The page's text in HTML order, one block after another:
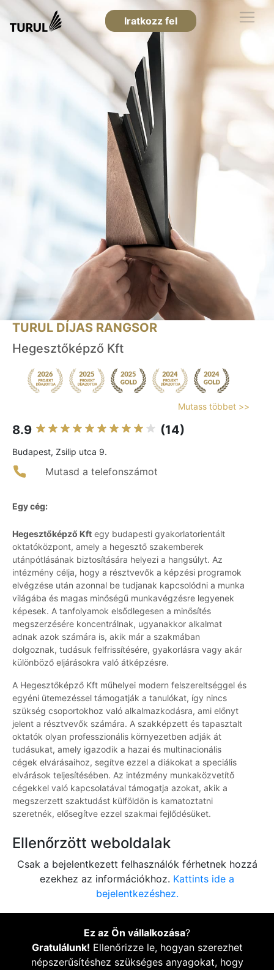
Iratkozz fel
TURUL DÍJAS RANGSOR
Hegesztőképző Kft
Mutass többet >>
8.9 (14)
Budapest, Zsilip utca 9.
Mutasd a telefonszámot
Egy cég:
Hegesztőképző Kft egy budapesti gyakorlatorientált
oktatóközpont, amely a hegesztő szakemberek
utánpótlásának biztosítására helyezi a hangsúlyt. Az
intézmény célja, hogy a résztvevők a képzési programok
elvégzése után azonnal be tudjanak kapcsolódni a munka
világába és magas minőségű munkavégzésre legyenek
képesek. A tanfolyamok elsődlegesen a minősítés
megszerzésére koncentrálnak, ugyanakkor alkalmat
adnak azok számára is, akik már a szakmában
dolgoznak, tudásuk felfrissítésére, gyakorlásra vagy akár
különböző eljárásokra való átképzésre.
A Hegesztőképző Kft műhelyei modern felszereltséggel és
egyéni ütemezéssel támogatják a tanulókat, így nincs
szükség csoportokhoz való alkalmazkodásra, ami előnyt
jelent a résztvevők számára. A szakképzett és tapasztalt
oktatók olyan professzionális környezetben adják át
tudásukat, amely igazodik a hazai és multinacionális
cégek elvárásaihoz, segítve ezzel a diákokat a speciális
elvárások teljesítésében. Az intézmény munkaközvetítő
cégekkel való kapcsolatával támogatja azokat, akik a
megszerzett szaktudást külföldön is kamatoztatni
szeretnék, elősegítve ezzel szakmai fejlődésüket.
Ellenőrzött weboldalak
Csak a bejelentkezett felhasználók férhetnek hozzá
ezekhez az információkhoz. Kattints ide a
bejelentkezéshez.
Ez az Ön vállalkozása?
Gratulálunk! Ellenőrizze le, hogyan szerezhet
népszerűsítéshez szükséges anyagokat, hogy